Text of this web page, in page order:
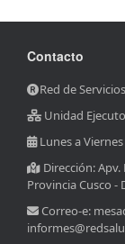
Contacto
Red de
Unidad
Lunes a Viernes
Dirección:
Provincia Cusco -
Correo-e: